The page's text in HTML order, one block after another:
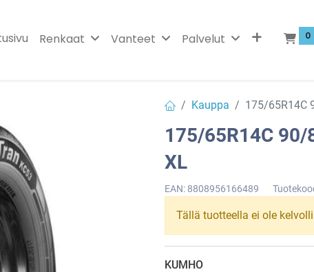
Renkaat Vanteet Palvelut 0
Kauppa 175/65R14C
175/65R14C 90/
XL
EAN: 8808956166489
Tällä tuotteella ei ole
KUMHO